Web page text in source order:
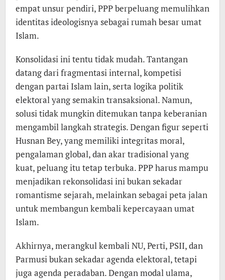
empat unsur pendiri, PPP berpeluang memulihkan
identitas ideologisnya sebagai rumah besar umat
Islam.
Konsolidasi ini tentu tidak mudah. Tantangan
datang dari fragmentasi internal, kompetisi
dengan partai Islam lain, serta logika politik
elektoral yang semakin transaksional. Namun,
solusi tidak mungkin ditemukan tanpa keberanian
mengambil langkah strategis. Dengan figur seperti
Husnan Bey, yang memiliki integritas moral,
pengalaman global, dan akar tradisional yang
kuat, peluang itu tetap terbuka. PPP harus mampu
menjadikan rekonsolidasi ini bukan sekadar
romantisme sejarah, melainkan sebagai peta jalan
untuk membangun kembali kepercayaan umat
Islam.
Akhirnya, merangkul kembali NU, Perti, PSII, dan
Parmusi bukan sekadar agenda elektoral, tetapi
juga agenda peradaban. Dengan modal ulama,